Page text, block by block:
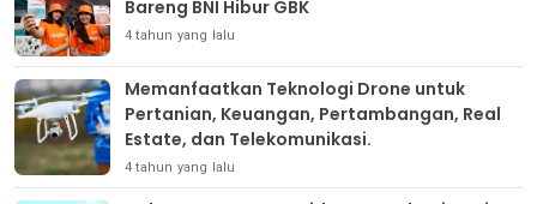
Bareng BNI Hibur GBK
4 tahun yang lalu
Memanfaatkan Teknologi Drone untuk
Pertanian, Keuangan, Pertambangan, Real
Estate, dan Telekomunikasi.
4 tahun yang lalu